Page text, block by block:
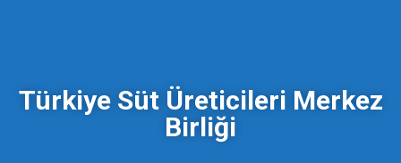
Türkiye Süt Üreticileri Merkez
Birliği